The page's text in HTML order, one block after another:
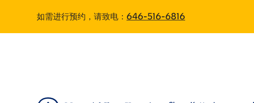
main
footer
如需进行预约，请致电： 646-516-6816